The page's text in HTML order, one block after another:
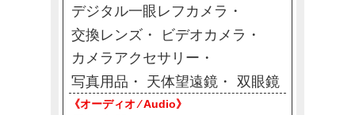
デジタル一眼レフカメラ
交換レンズ
ビデオカメラ
カメラアクセサリー
写真用品
天体望遠鏡 双眼鏡
《オーディオ ⁄ Audio》